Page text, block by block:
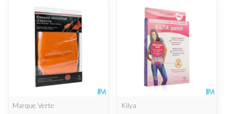
Marque Verte
Kilya